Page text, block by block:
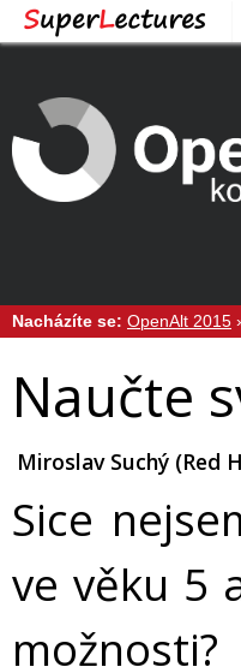
Nacházíte se: OpenAlt 2015
Naučte
Miroslav Suchý (Red
Sice
ve věku 5